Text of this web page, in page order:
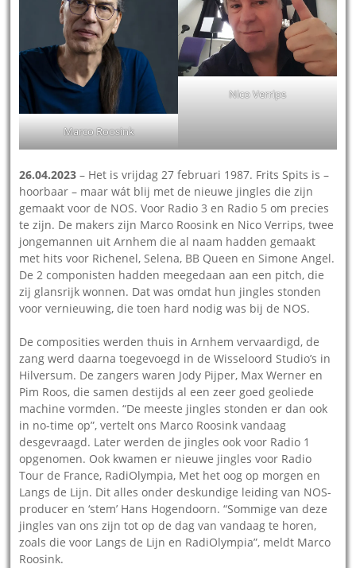
Marco Roosink
Nico Verrips
26.04.2023 – Het is vrijdag 27 februari 1987. Frits Spits is –
hoorbaar – maar wát blij met de nieuwe jingles die zijn
gemaakt voor de NOS. Voor Radio 3 en Radio 5 om precies
te zijn. De makers zijn Marco Roosink en Nico Verrips, twee
jongemannen uit Arnhem die al naam hadden gemaakt
met hits voor Richenel, Selena, BB Queen en Simone Angel.
De 2 componisten hadden meegedaan aan een pitch, die
zij glansrijk wonnen. Dat was omdat hun jingles stonden
voor vernieuwing, die toen hard nodig was bij de NOS.
De composities werden thuis in Arnhem vervaardigd, de
zang werd daarna toegevoegd in de Wisseloord Studio’s in
Hilversum. De zangers waren Jody Pijper, Max Werner en
Pim Roos, die samen destijds al een zeer goed geoliede
machine vormden. “De meeste jingles stonden er dan ook
in no-time op”, vertelt ons Marco Roosink vandaag
desgevraagd. Later werden de jingles ook voor Radio 1
opgenomen. Ook kwamen er nieuwe jingles voor Radio
Tour de France, RadiOlympia, Met het oog op morgen en
Langs de Lijn. Dit alles onder deskundige leiding van NOS-
producer en ‘stem’ Hans Hogendoorn. “Sommige van deze
jingles van ons zijn tot op de dag van vandaag te horen,
zoals die voor Langs de Lijn en RadiOlympia”, meldt Marco
Roosink.